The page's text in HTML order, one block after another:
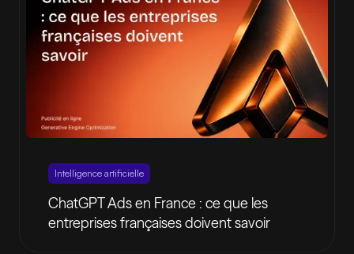
Intelligence artificielle
ChatGPT Ads en France : ce que les
entreprises françaises doivent savoir